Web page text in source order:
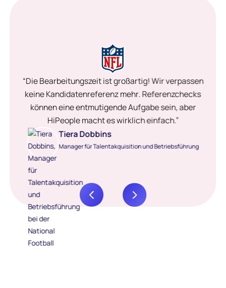
“Die Bearbeitungszeit ist großartig! Wir verpassen
keine Kandidatenreferenz mehr. Referenzchecks
können eine entmutigende Aufgabe sein, aber
HiPeople macht es wirklich einfach.”
Tiera Dobbins
Manager für Talentakquisition und Betriebsführung